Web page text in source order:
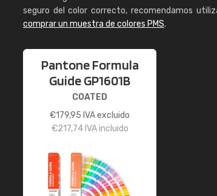
seguro del color correcto, recomendamos
comprar un muestra de colores PMS.
Pantone Formula
Guide GP1601B
COATED
€179,95 IVA excluido
€217,74IVA incluido